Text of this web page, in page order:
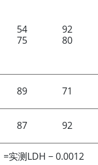
54
75
92
80
89 71
87 92
=实测LDH −0.0012